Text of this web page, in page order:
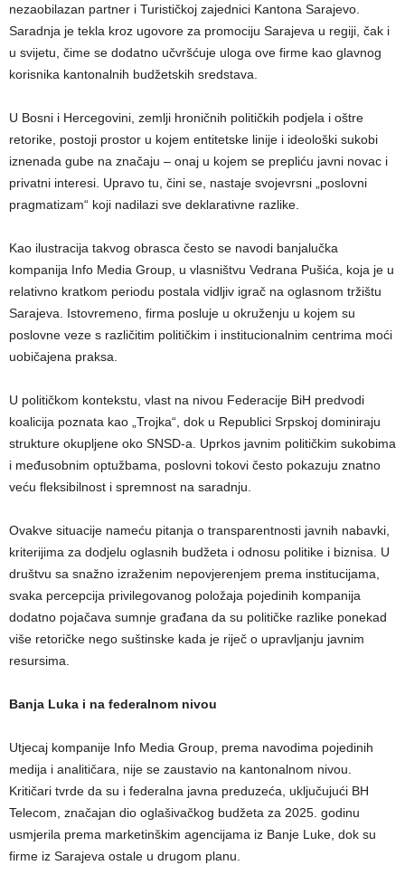
nezaobilazan partner i Turističkoj zajednici Kantona Sarajevo.
Saradnja je tekla kroz ugovore za promociju Sarajeva u regiji, čak i
u svijetu, čime se dodatno učvršćuje uloga ove firme kao glavnog
korisnika kantonalnih budžetskih sredstava.
U Bosni i Hercegovini, zemlji hroničnih političkih podjela i oštre
retorike, postoji prostor u kojem entitetske linije i ideološki sukobi
iznenada gube na značaju – onaj u kojem se prepliću javni novac i
privatni interesi. Upravo tu, čini se, nastaje svojevrsni „poslovni
pragmatizam“ koji nadilazi sve deklarativne razlike.
Kao ilustracija takvog obrasca često se navodi banjalučka
kompanija Info Media Group, u vlasništvu Vedrana Pušića, koja je u
relativno kratkom periodu postala vidljiv igrač na oglasnom tržištu
Sarajeva. Istovremeno, firma posluje u okruženju u kojem su
poslovne veze s različitim političkim i institucionalnim centrima moći
uobičajena praksa.
U političkom kontekstu, vlast na nivou Federacije BiH predvodi
koalicija poznata kao „Trojka“, dok u Republici Srpskoj dominiraju
strukture okupljene oko SNSD-a. Uprkos javnim političkim sukobima
i međusobnim optužbama, poslovni tokovi često pokazuju znatno
veću fleksibilnost i spremnost na saradnju.
Ovakve situacije nameću pitanja o transparentnosti javnih nabavki,
kriterijima za dodjelu oglasnih budžeta i odnosu politike i biznisa. U
društvu sa snažno izraženim nepovjerenjem prema institucijama,
svaka percepcija privilegovanog položaja pojedinih kompanija
dodatno pojačava sumnje građana da su političke razlike ponekad
više retoričke nego suštinske kada je riječ o upravljanju javnim
resursima.
Banja Luka i na federalnom nivou
Utjecaj kompanije Info Media Group, prema navodima pojedinih
medija i analitičara, nije se zaustavio na kantonalnom nivou.
Kritičari tvrde da su i federalna javna preduzeća, uključujući BH
Telecom, značajan dio oglašivačkog budžeta za 2025. godinu
usmjerila prema marketinškim agencijama iz Banje Luke, dok su
firme iz Sarajeva ostale u drugom planu.